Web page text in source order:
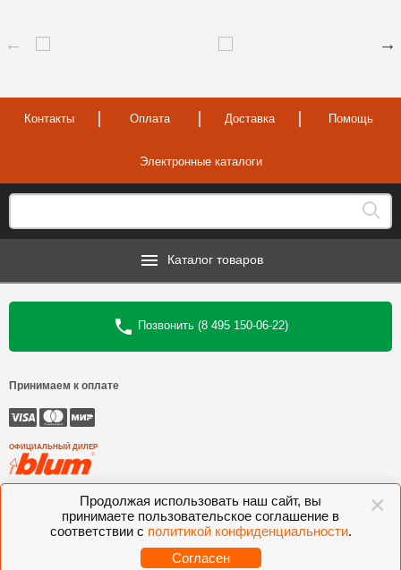
×
Продолжая использовать наш сайт, вы
принимаете пользовательское соглашение в
соответствии с политикой конфиденциальности.
Согласен
Контакты Оплата Доставка Помощь
Электронные каталоги
Каталог товаров
Позвонить (8 495 150-06-22)
Принимаем к оплате
ОФИЦИАЛЬНЫЙ ДИЛЕР
Интеркомплект, 2006—2026
Комлектующие для мебели BLUM, FGV, VIBO, KESSEBOHMER, VOLPATO,
Sitecentriclab